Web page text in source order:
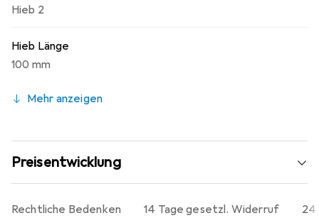
Hieb 2
Hieb Länge
100 mm
Mehr anzeigen
Preisentwicklung
14 Tage gesetzl. Widerruf
24
Rechtliche Bedenken